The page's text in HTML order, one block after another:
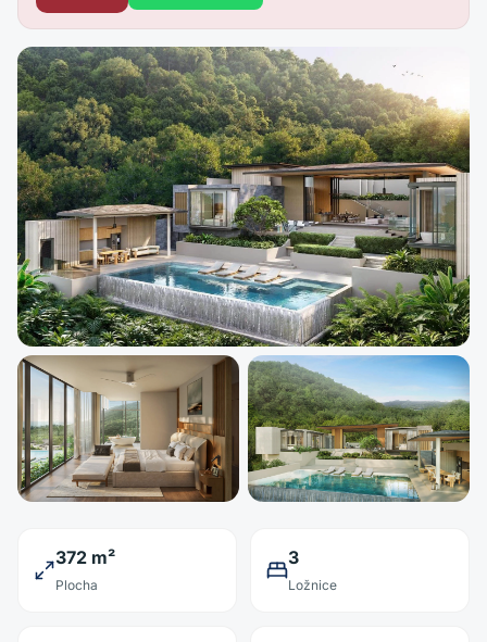
372 m²
Plocha
3
Ložnice